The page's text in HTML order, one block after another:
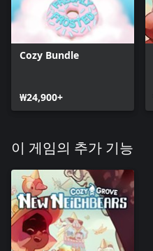
Cozy Bundle
₩24,900+
이 게임의 추가 기능